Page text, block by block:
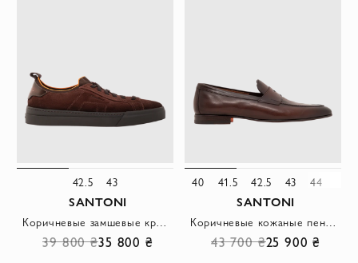
42.5 43
SANTONI
Коричневые замшевые кроссовки с контрастной отделкой
39 800 ₴35 800 ₴
40 41.5 42.5 43 44
SANTONI
Коричневые кожаные пенни-лоферы с градиентным окрашиванием
43 700 ₴25 900 ₴